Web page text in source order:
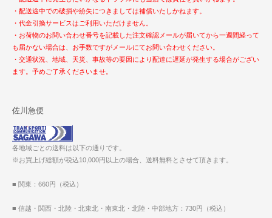
・配送途中での破損や紛失につきましては補償いたしかねます。
・代金引換サービスはご利用いただけません。
・お荷物のお問い合わせ番号を記載した注文確認メールが届いてから一週間経って
も届かない場合は、お手数ですがメールにてお問い合わせください。
・交通状況、地域、天災、事故等の要因により配達に遅延が発生する場合がござい
ます。予めご了承くださいませ。
佐川急便
各地域ごとの送料は以下の通りです。
※お買上げ総額が税込10,000円以上の場合、送料無料とさせて頂きます。
■ 関東：660円（税込）
■ 信越・関西・北陸・北東北・南東北・北陸・中部地方：730円（税込）